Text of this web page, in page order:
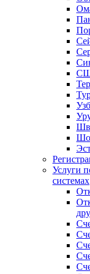
Услуги
системах